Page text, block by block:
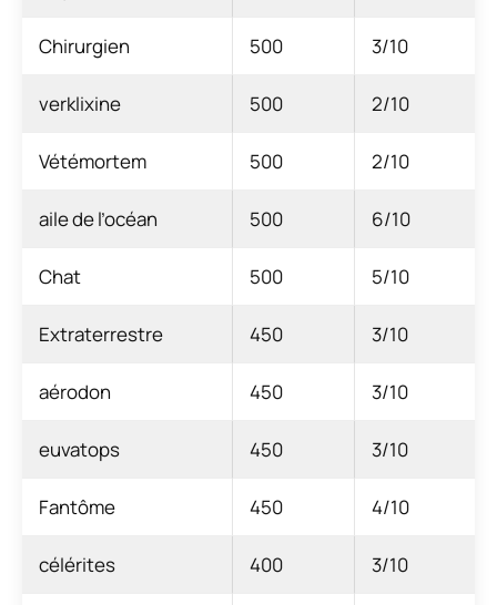
Chirurgien 500 3/10
verklixine 500 2/10
Vétémortem 500 2/10
aile de l’océan 500 6/10
Chat 500 5/10
Extraterrestre 450 3/10
aérodon 450 3/10
euvatops 450 3/10
Fantôme 450 4/10
célérites 400 3/10